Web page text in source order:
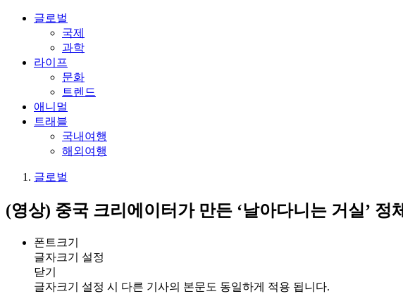
글로벌
국제
과학
라이프
문화
트렌드
애니멀
트래블
국내여행
해외여행
글로벌
(영상) 중국 크리에이터가 만든 ‘날아다니는 거실’ 정체
폰트크기
글자크기 설정
닫기
글자크기 설정 시 다른 기사의 본문도 동일하게 적용 됩니다.